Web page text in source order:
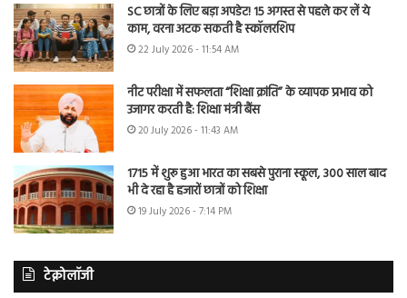
SC छात्रों के लिए बड़ा अपडेट! 15 अगस्त से पहले कर लें ये
काम, वरना अटक सकती है स्कॉलरशिप
22 July 2026 - 11:54 AM
नीट परीक्षा में सफलता “शिक्षा क्रांति” के व्यापक प्रभाव को
उजागर करती है: शिक्षा मंत्री बैंस
20 July 2026 - 11:43 AM
1715 में शुरू हुआ भारत का सबसे पुराना स्कूल, 300 साल बाद
भी दे रहा है हजारों छात्रों को शिक्षा
19 July 2026 - 7:14 PM
टेक्नोलॉजी